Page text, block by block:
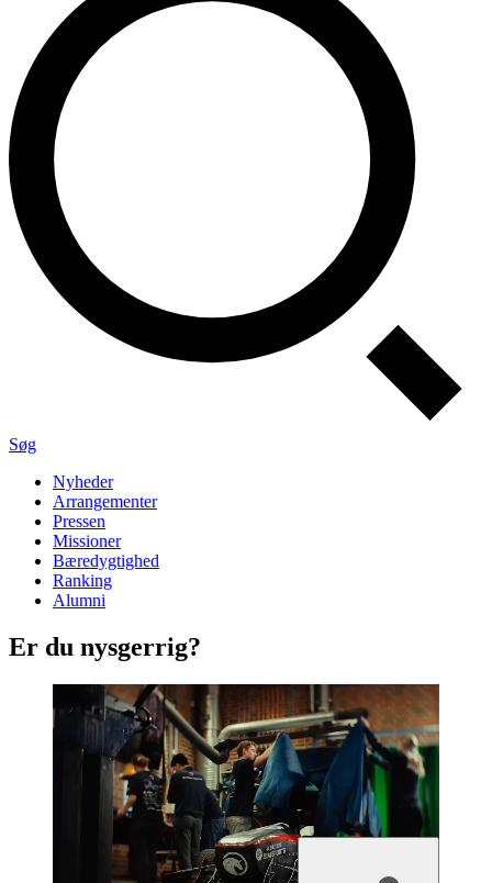
Søg
Nyheder
Arrangementer
Pressen
Missioner
Bæredygtighed
Ranking
Alumni
Er du nys­ger­rig?